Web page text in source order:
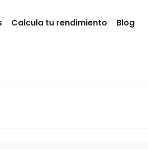
Calcula tu rendimiento Blog